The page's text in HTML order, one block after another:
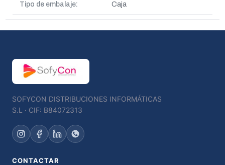
Tipo de embalaje: Caja
SOFYCON DISTRIBUCIONES INFORMÁTICAS
S.L · CIF: B84072313
CONTACTAR